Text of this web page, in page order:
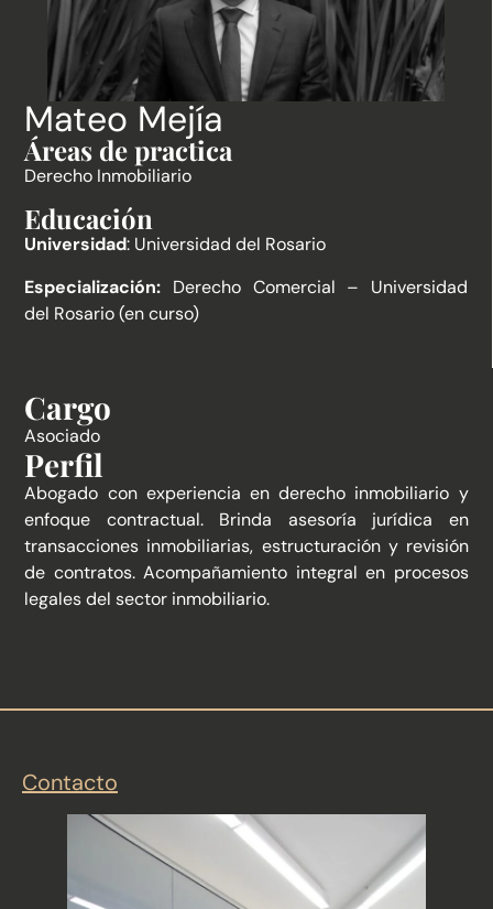
Mateo Mejía
Áreas de practica
Derecho Inmobiliario
Educación
Universidad: Universidad del Rosario
Especialización: Derecho Comercial – Universidad
del Rosario (en curso)
Cargo
Asociado
Perfil
Abogado con experiencia en derecho inmobiliario y
enfoque contractual. Brinda asesoría jurídica en
transacciones inmobiliarias, estructuración y revisión
de contratos. Acompañamiento integral en procesos
legales del sector inmobiliario.
Contacto